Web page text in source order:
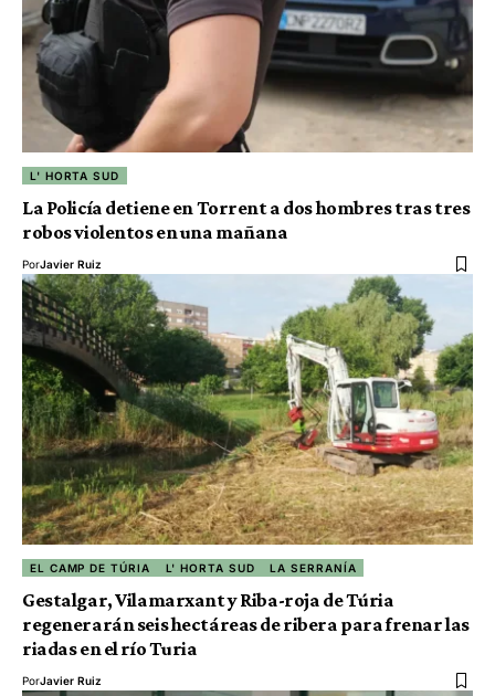
L' HORTA SUD
La Policía detiene en Torrent a dos hombres tras tres
robos violentos en una mañana
PorJavier Ruiz
EL CAMP DE TÚRIA L' HORTA SUD LA SERRANÍA
Gestalgar, Vilamarxant y Riba-roja de Túria
regenerarán seis hectáreas de ribera para frenar las
riadas en el río Turia
PorJavier Ruiz